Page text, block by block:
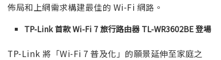
佈局和上網需求構建最佳的 Wi-Fi 網路。
TP-Link 首款 Wi-Fi 7 旅行路由器 TL-WR3602BE 登場
TP-Link 將「Wi-Fi 7 普及化」的願景延伸至家庭之